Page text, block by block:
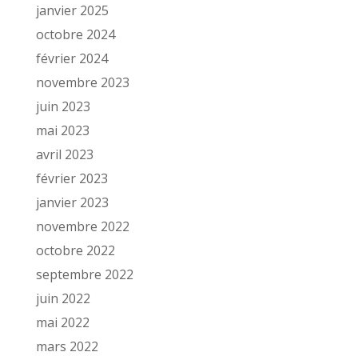
janvier 2025
octobre 2024
février 2024
novembre 2023
juin 2023
mai 2023
avril 2023
février 2023
janvier 2023
novembre 2022
octobre 2022
septembre 2022
juin 2022
mai 2022
mars 2022